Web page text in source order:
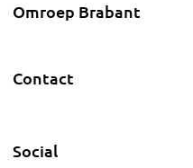
Omroep Brabant
Contact
Social